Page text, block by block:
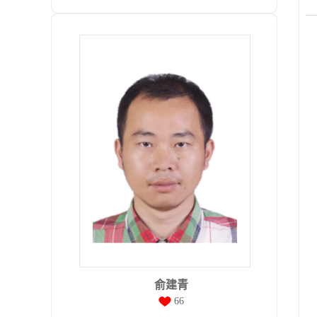
俞建青
66